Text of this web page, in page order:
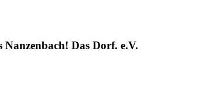
Nanzenbach! Das Dorf. e.V.